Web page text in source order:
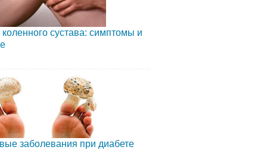
коленного сустава: симптомы и
заболевания при диабете